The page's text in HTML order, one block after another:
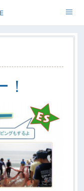
ツアー情報